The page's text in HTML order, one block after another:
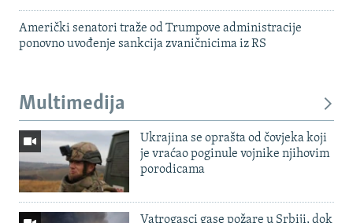
Američki senatori traže od Trumpove administracije
ponovno uvođenje sankcija zvaničnicima iz RS
Multimedija
Ukrajina se oprašta od čovjeka koji
je vraćao poginule vojnike njihovim
porodicama
Vatrogasci gase požare u Srbiji, dok